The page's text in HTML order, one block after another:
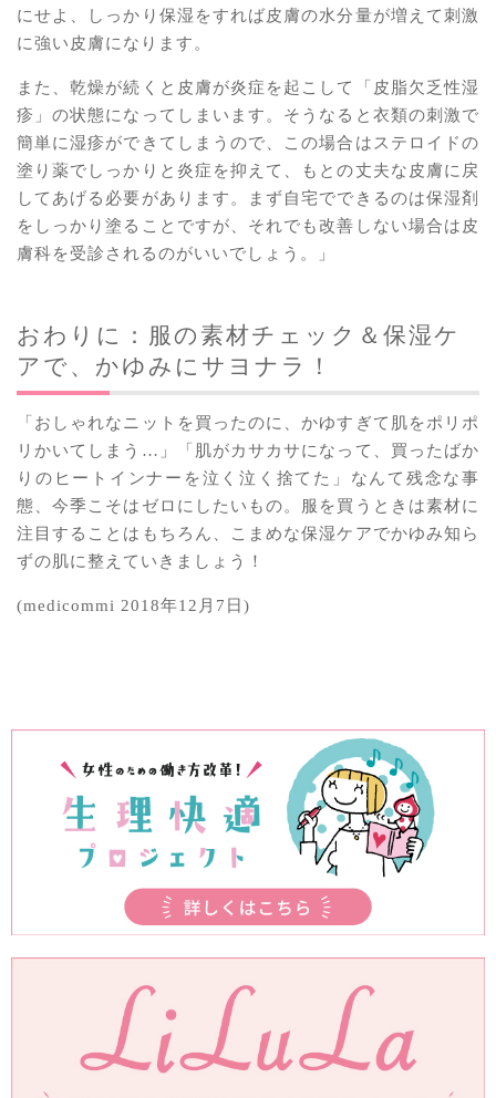
にせよ、しっかり保湿をすれば皮膚の水分量が増えて刺激
に強い皮膚になります。
また、乾燥が続くと皮膚が炎症を起こして「皮脂欠乏性湿
疹」の状態になってしまいます。そうなると衣類の刺激で
簡単に湿疹ができてしまうので、この場合はステロイドの
塗り薬でしっかりと炎症を抑えて、もとの丈夫な皮膚に戻
してあげる必要があります。まず自宅でできるのは保湿剤
をしっかり塗ることですが、それでも改善しない場合は皮
膚科を受診されるのがいいでしょう。」
おわりに：服の素材チェック＆保湿ケ
アで、かゆみにサヨナラ！
「おしゃれなニットを買ったのに、かゆすぎて肌をポリポ
リかいてしまう…」「肌がカサカサになって、買ったばか
りのヒートインナーを泣く泣く捨てた」なんて残念な事
態、今季こそはゼロにしたいもの。服を買うときは素材に
注目することはもちろん、こまめな保湿ケアでかゆみ知ら
ずの肌に整えていきましょう！
(medicommi 2018年12月7日)